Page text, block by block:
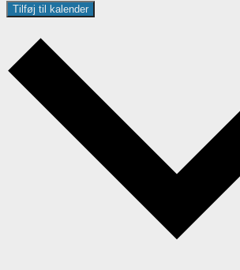
Tilføj til kalender